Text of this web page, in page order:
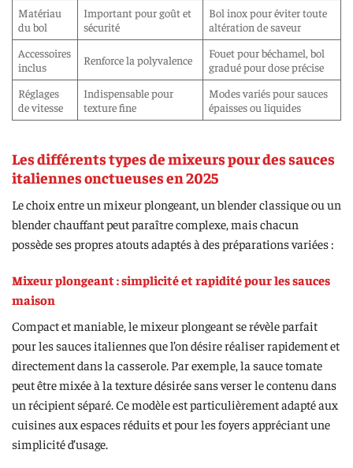
Matériau
du bol
Important pour goût et
sécurité
Bol inox pour éviter toute
altération de saveur
Accessoires
inclus
Renforce la polyvalence
Fouet pour béchamel, bol
gradué pour dose précise
Réglages
de vitesse
Indispensable pour
texture fine
Modes variés pour sauces
épaisses ou liquides
Les différents types de mixeurs pour des sauces
italiennes onctueuses en 2025
Le choix entre un mixeur plongeant, un blender classique ou un
blender chauffant peut paraître complexe, mais chacun
possède ses propres atouts adaptés à des préparations variées :
Mixeur plongeant : simplicité et rapidité pour les sauces
maison
Compact et maniable, le mixeur plongeant se révèle parfait
pour les sauces italiennes que l’on désire réaliser rapidement et
directement dans la casserole. Par exemple, la sauce tomate
peut être mixée à la texture désirée sans verser le contenu dans
un récipient séparé. Ce modèle est particulièrement adapté aux
cuisines aux espaces réduits et pour les foyers appréciant une
simplicité d’usage.